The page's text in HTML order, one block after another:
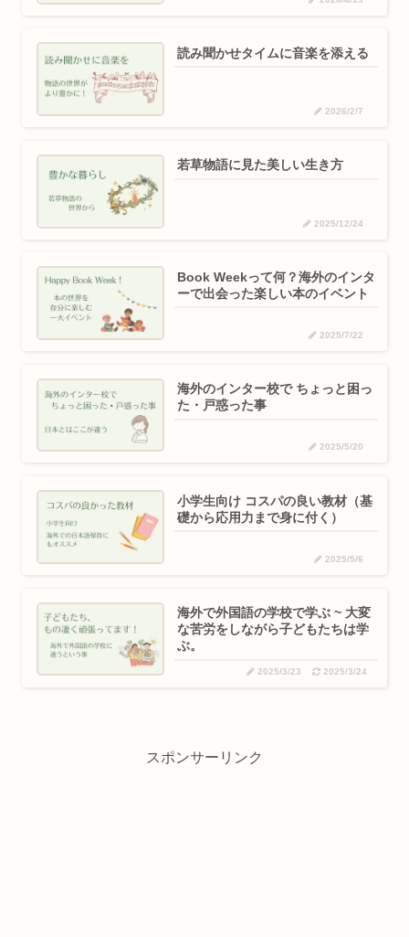
読み聞かせタイムに音楽を添える
2026/2/7
若草物語に見た美しい生き方
2025/12/24
Book Weekって何？海外のインタ
ーで出会った楽しい本のイベント
2025/7/22
海外のインター校で ちょっと困っ
た・戸惑った事
2025/5/20
小学生向け コスパの良い教材（基
礎から応用力まで身に付く）
2025/5/6
海外で外国語の学校で学ぶ ~ 大変
な苦労をしながら子どもたちは学
ぶ。
2025/3/23 2025/3/24
スポンサーリンク